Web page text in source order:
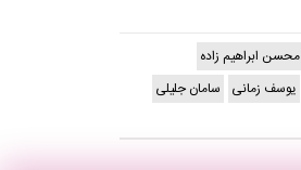
محسن ابراهیم زاده
یوسف زمانی سامان جلیلی